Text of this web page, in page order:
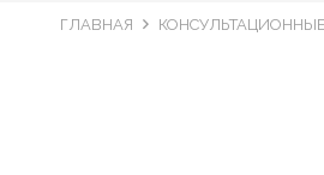
ГЛАВНАЯ